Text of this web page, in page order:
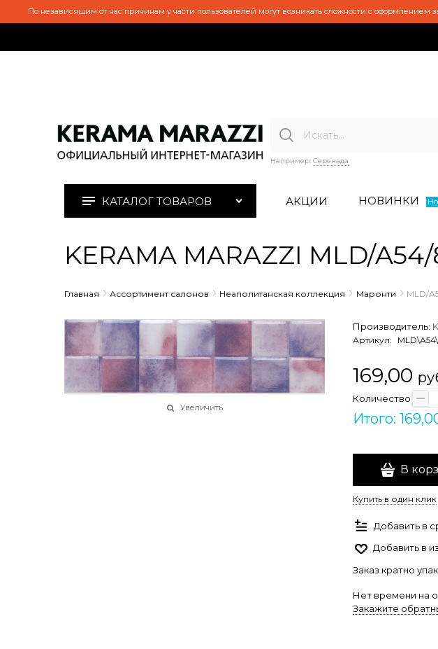
По независящим от нас причинам у части пользователей могут возникать сложности с оформлением
Например: Серенада
КАТАЛОГ ТОВАРОВ АКЦИИ НОВИНКИ
KERAMA MARAZZI MLD/
Главная Ассортимент салонов Неаполитанская коллекция Маронти MLD/
Увеличить
Производитель:
Артикул:
169,00
Количество
Итого:
В
Купить в один клик
Добавить в
Добавить в
Заказ кратно
Нет времени на
Закажите